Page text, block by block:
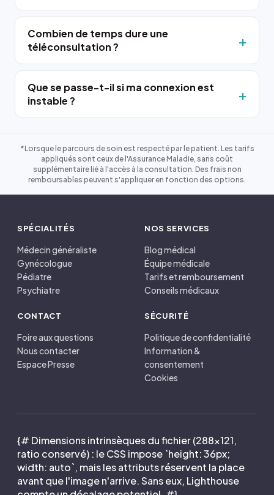
Combien de temps dure une
téléconsultation ?
Que se passe-t-il si ma connexion est
instable ?
*Lorsque le parcours de soin est respecté par le patient. Les tarifs
appliqués sont ceux de l'Assurance Maladie, sans coût
supplémentaire lié à l'accès à la consultation. Des frais non
remboursables peuvent s'appliquer en fonction des options.
SPÉCIALITÉS
Médecin généraliste
Gynécologue
Pédiatre
Psychiatre
NOS SERVICES
Blog médical
Équipe médicale
Tarifs et remboursement
Conseils médicaux
CONTACT
Foire aux questions
Nous contacter
Espace Presse
SÉCURITÉ
Politique de confidentialité
Information &
consentement
Cookies
{# Dimensions intrinsèques du fichier (288×121,
ratio conservé) : le CSS impose `height: 36px;
width: auto`, mais les attributs réservent la place
avant que l'image n'arrive. Sans eux, Lighthouse